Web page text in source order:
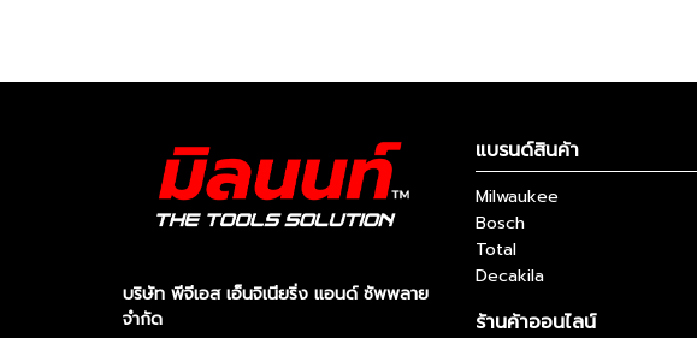
บริษัท พีจีเอส เอ็นจิเนียริ่ง แอนด์ ซัพพลาย
จำกัด
แบรนด์สินค้า
Milwaukee
Bosch
Total
Decakila
ร้านค้าออนไลน์